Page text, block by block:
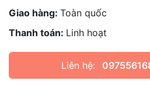
Giao hàng: Toàn quốc
Thanh toán: Linh hoạt
Liên hệ: